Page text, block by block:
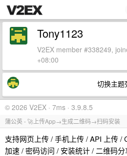
Tony1123
V2EX member #338249,
+08:00
切换主题
© 2026 V2EX · 7ms · 3.9.8.5
蒲公英 - 🚀上传App→生成二维码→扫码安装
支持网页上传 / 手机上传 / API 上传 /
加速 / 密码访问 / 安装统计 / 二维码